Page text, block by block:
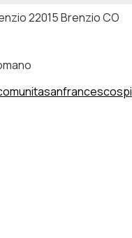
22015 Brenzio CO